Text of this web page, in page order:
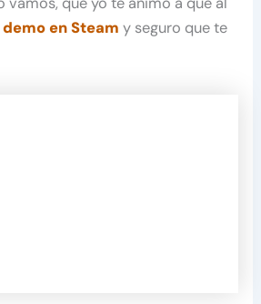
demo en Steam y seguro que te